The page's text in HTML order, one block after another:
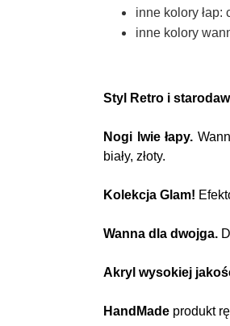
inne kolory łap:
inne kolory
Styl Retro i
Nogi lwie łapy.
biały, złoty.
Kolekcja Glam!
Wanna dla dwojga.
Akryl wysokiej
HandMade produkt